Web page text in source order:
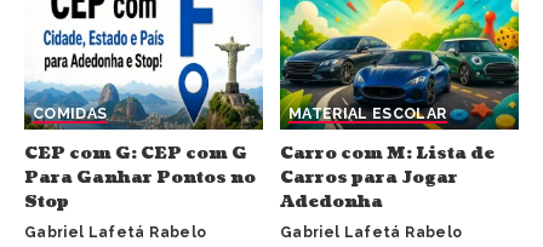
COMIDAS
CEP com G: CEP com G
Para Ganhar Pontos no
Stop
Gabriel Lafetá Rabelo
MATERIAL ESCOLAR
Carro com M: Lista de
Carros para Jogar
Adedonha
Gabriel Lafetá Rabelo